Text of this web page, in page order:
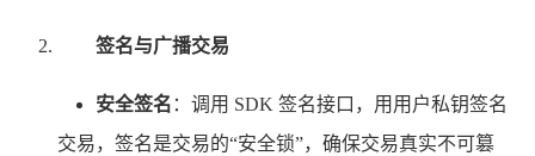
签名与广播交易
安全签名 ：调用 SDK 签名接口，用用户私钥签名
交易，签名是交易的“安全锁”，确保交易真实不可篡